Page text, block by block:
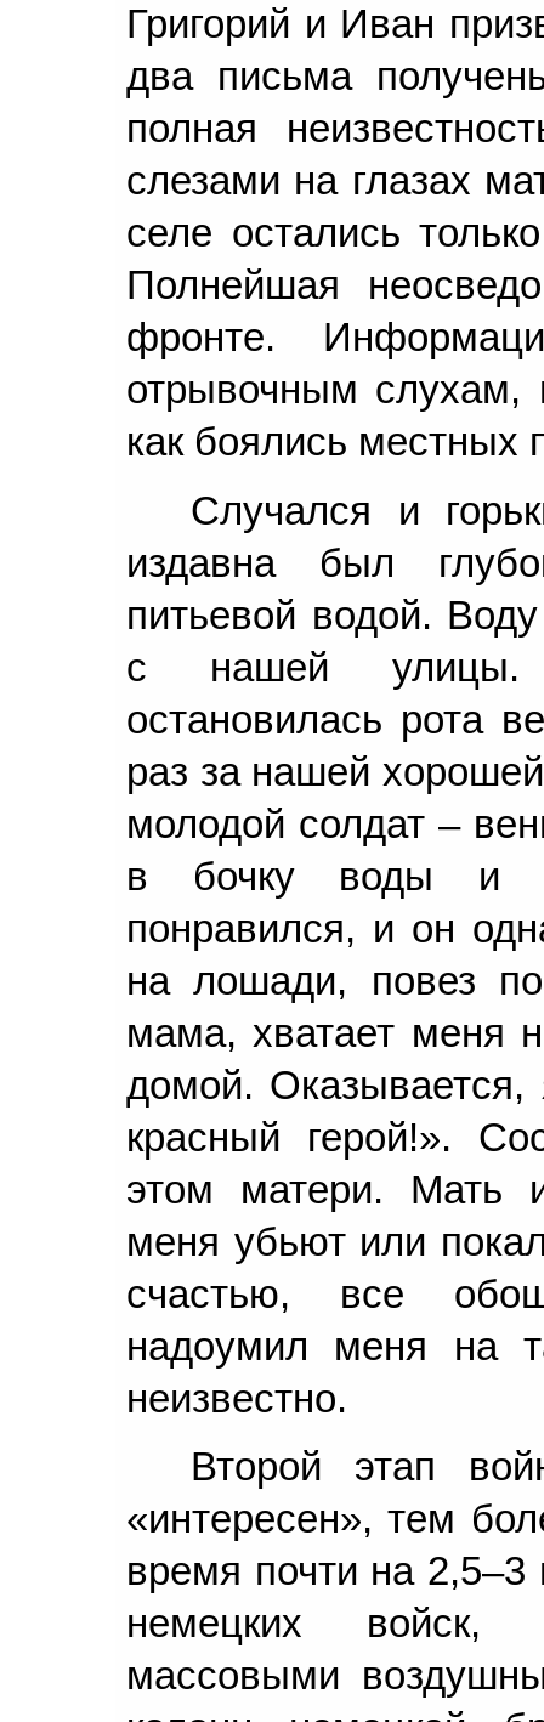
Григорий и Иван
два письма
полная
слезами на глазах
селе остались
Полнейшая
фронте.
отрывочным слухам,
как боялись местных
Случался и
издавна был
питьевой водой.
с нашей улицы.
остановилась рота
раз за нашей
молодой солдат –
в бочку воды и
понравился, и он
на лошади, повез
мама, хватает меня
домой.
красный герой!».
этом матери. Мать
меня убьют или
счастью, все
надоумил меня на
неизвестно.
Второй этап
«интересен», тем
время почти на 2,5–3
немецких войск,
массовыми